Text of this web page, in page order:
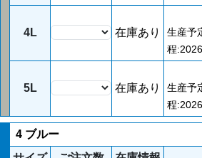
4L 在庫あり
生産予
程
5L 在庫あり
生産予
程
4 ブルー